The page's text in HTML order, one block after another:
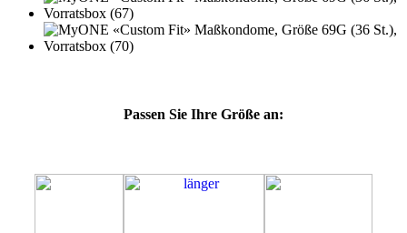
Passen Sie Ihre Größe an: